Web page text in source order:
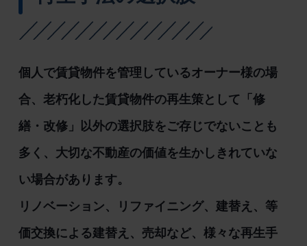
個人で賃貸物件を管理しているオーナー様の場
合、老朽化した賃貸物件の再生策として「修
繕・改修」以外の選択肢をご存じでないことも
多く、大切な不動産の価値を生かしきれていな
い場合があります。
リノベーション、リファイニング、建替え、等
価交換による建替え、売却など、様々な再生手